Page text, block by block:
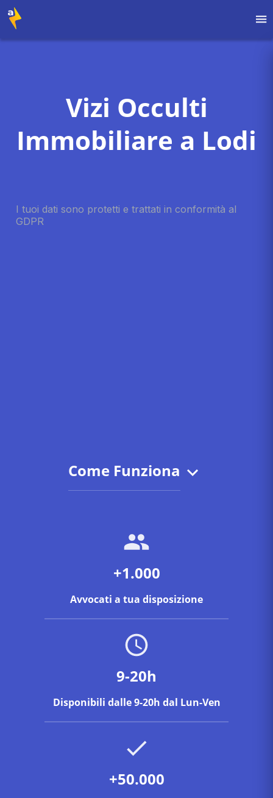
Vizi Occulti
Immobiliare a Lodi
Come Funziona
+1.000
Avvocati a tua disposizione
9-20h
Disponibili dalle 9-20h dal Lun-Ven
+50.000